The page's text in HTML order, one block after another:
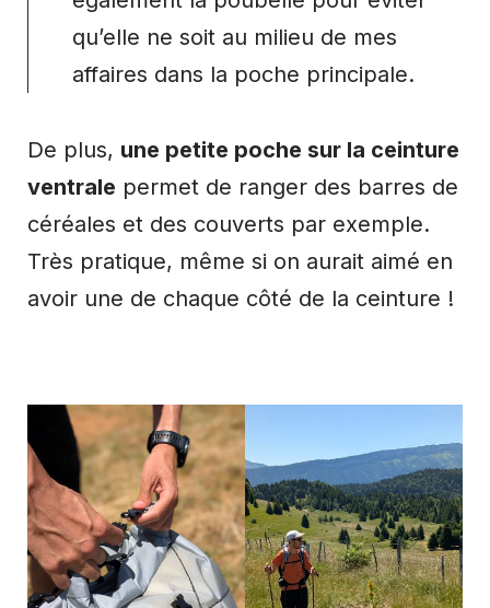
qu’elle ne soit au milieu de mes
affaires dans la poche principale.
De plus, une petite poche sur la ceinture
ventrale permet de ranger des barres de
céréales et des couverts par exemple.
Très pratique, même si on aurait aimé en
avoir une de chaque côté de la ceinture !